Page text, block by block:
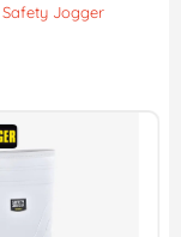
Safety Jogger